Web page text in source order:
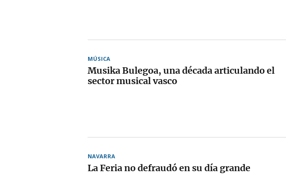
MÚSICA
Musika Bulegoa, una década articulando el
sector musical vasco
NAVARRA
La Feria no defraudó en su día grande